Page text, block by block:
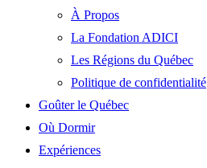
À Propos
La Fondation ADICI
Les Régions du Québec
Politique de confidentialité
Goûter le Québec
Où Dormir
Expériences